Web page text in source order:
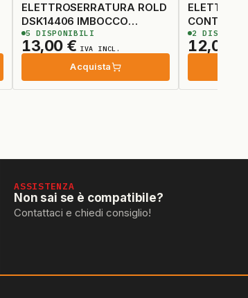
ELETTROSERRATURA ROLD
DSK14406 IMBOCCO
23X22MM
13,00 € IVA INCL.
Acquista
5 DISPONIBILI
CONTATTI
12,00
2
ASSISTENZA
Non sai se è compatibile?
Contattaci e chiedi consiglio!